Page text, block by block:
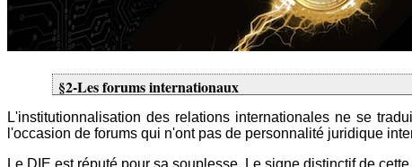
§2-Les forums internationaux
L'institutionnalisation des relations internationales ne se
l'occasion de forums qui n'ont pas de personnalité juridique
Le DIE est réputé pour sa souplesse. Le signe distinctif de